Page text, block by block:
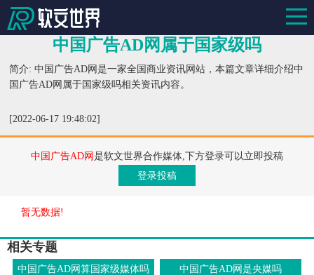
中国广告AD网属于国家级吗
简介: 中国广告AD网是一家全国商业资讯网站，本篇文章详细介绍中
国广告AD网属于国家级吗相关资讯内容。
[2022-06-17 19:48:02]
中国广告AD网是软文世界合作媒体,下方登录可以立即投稿
登录投稿
暂无数据!
相关专题
中国广告AD网算国家级媒体吗 中国广告AD网是央媒吗